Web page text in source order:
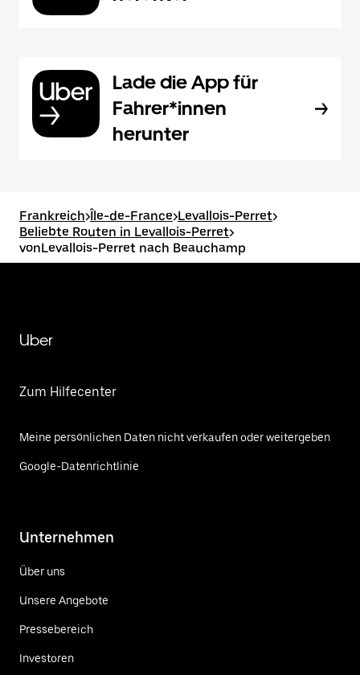
Lade die App für
Fahrer*innen
herunter
Frankreich>Île-de-France>Levallois-Perret>
Beliebte Routen in Levallois-Perret>
vonLevallois-Perret nach Beauchamp
Uber
Zum Hilfecenter
Meine persönlichen Daten nicht verkaufen oder weitergeben
Google-Datenrichtlinie
Unternehmen
Über uns
Unsere Angebote
Pressebereich
Investoren